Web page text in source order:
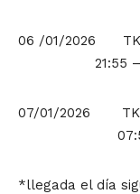
06 /01/2026
21:55 –
07/01/2026
07:55 –
*llegada el día